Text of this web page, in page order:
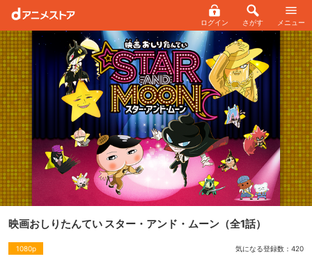
ログイン さがす メニュー
映画おしりたんてい スター・アンド・ムーン （全1話）
1080p 気になる登録数： 420